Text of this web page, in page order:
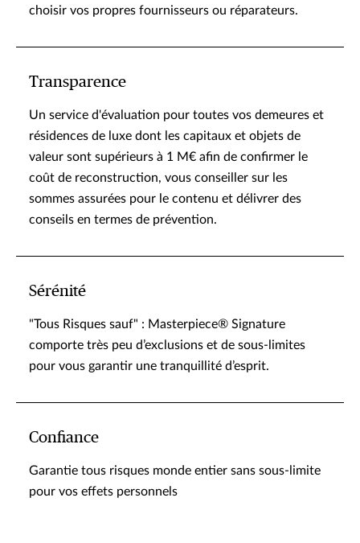
choisir vos propres fournisseurs ou réparateurs.
Transparence
Un service d'évaluation pour toutes vos demeures et
résidences de luxe dont les capitaux et objets de
valeur sont supérieurs à 1 M€ afin de confirmer le
coût de reconstruction, vous conseiller sur les
sommes assurées pour le contenu et délivrer des
conseils en termes de prévention.
Sérénité
"Tous Risques sauf" : Masterpiece® Signature
comporte très peu d’exclusions et de sous-limites
pour vous garantir une tranquillité d’esprit.
Confiance
Garantie tous risques monde entier sans sous-limite
pour vos effets personnels